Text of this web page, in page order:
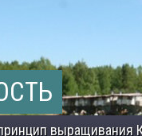
выращивания